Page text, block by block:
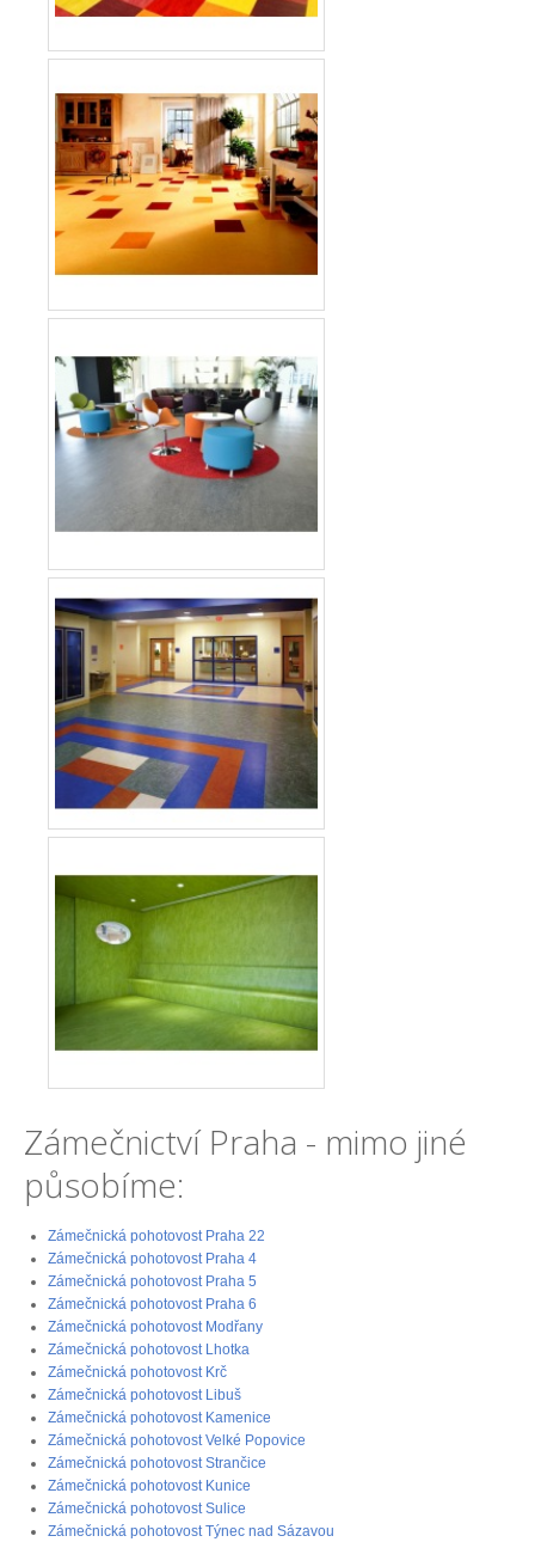
Zámečnictví Praha - mimo jiné
působíme:
Zámečnická pohotovost Praha 22
Zámečnická pohotovost Praha 4
Zámečnická pohotovost Praha 5
Zámečnická pohotovost Praha 6
Zámečnická pohotovost Modřany
Zámečnická pohotovost Lhotka
Zámečnická pohotovost Krč
Zámečnická pohotovost Libuš
Zámečnická pohotovost Kamenice
Zámečnická pohotovost Velké Popovice
Zámečnická pohotovost Strančice
Zámečnická pohotovost Kunice
Zámečnická pohotovost Sulice
Zámečnická pohotovost Týnec nad Sázavou